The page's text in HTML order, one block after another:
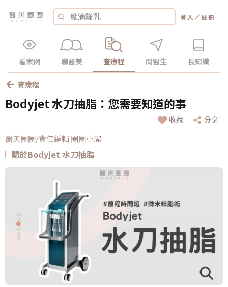
登入 ／註冊
看案例 聊醫美 查療程 問醫生 長知識
查療程
Bodyjet 水刀抽脂：您需要知道的事
收藏 分享
醫美圈圈/責任編輯 圈圈小潔
關於Bodyjet 水刀抽脂